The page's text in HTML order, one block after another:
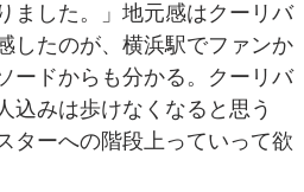
ました。」地元感はクーリバ
したのが、横浜駅でファンか
ードからも分かる。クーリバ
込みは歩けなくなると思う
ターへの階段上っていって欲